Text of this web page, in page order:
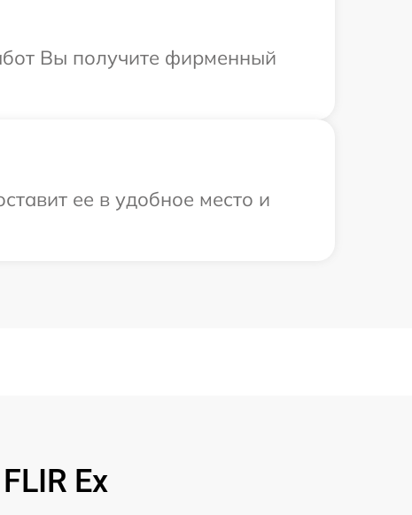
Вы получите фирменный
ее в удобное место и
Ex